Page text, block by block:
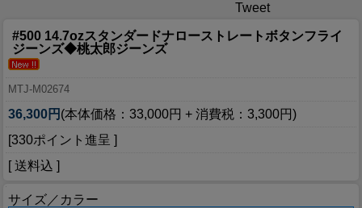
Tweet
#500 14.7ozスタンダードナローストレートボタンフライ
ジーンズ◆桃太郎ジーンズ
MTJ-M02674
36,300円 (本体価格：33,000円 + 消費税：3,300円)
[330ポイント進呈 ]
[ 送料込 ]
サイズ／カラー